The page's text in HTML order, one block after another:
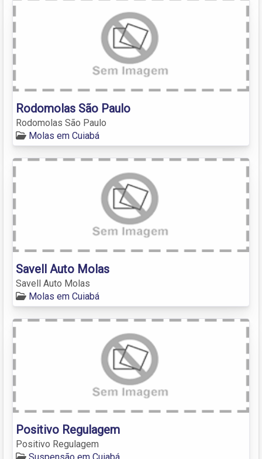
Rodomolas São Paulo
Rodomolas São Paulo
Molas em Cuiabá
Savell Auto Molas
Savell Auto Molas
Molas em Cuiabá
Positivo Regulagem
Positivo Regulagem
Suspensão em Cuiabá